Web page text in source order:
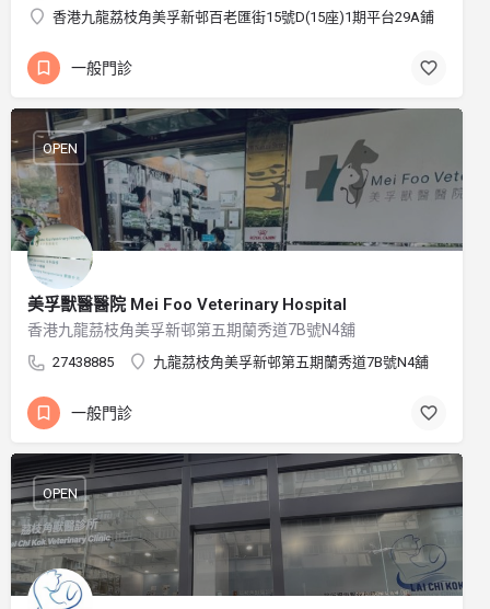
香港九龍荔枝角美孚新邨百老匯街15號D(15座)1期平台29A鋪
一般門診
美孚獸醫醫院 Mei Foo Veterinary Hospital
香港九龍茘枝角美孚新邨第五期蘭秀道7B號N4舖
27438885 九龍茘枝角美孚新邨第五期蘭秀道7B號N4舖
OPEN
一般門診
OPEN